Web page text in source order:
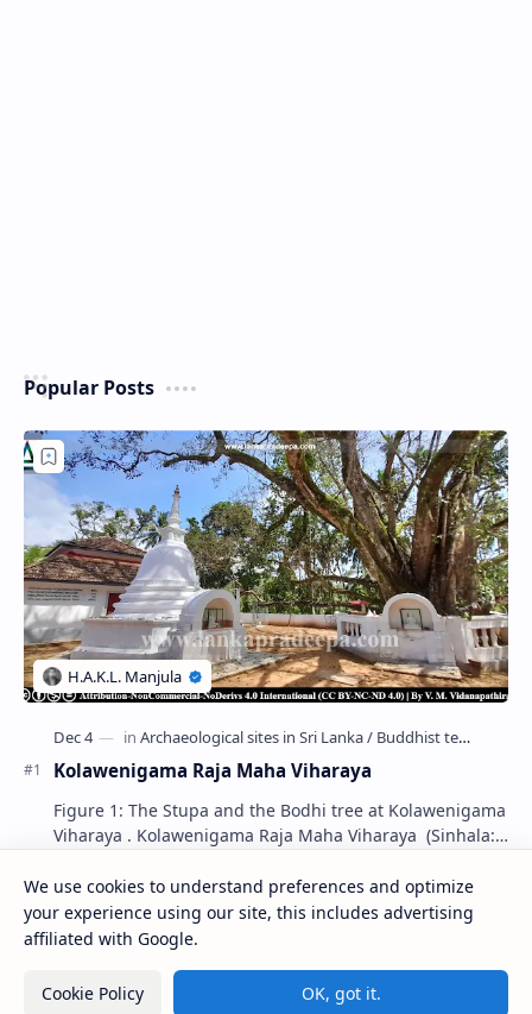
Popular Posts
Kolawenigama Raja Maha Viharaya
Figure 1: The Stupa and the Bodhi tree at Kolawenigama
Viharaya . Kolawenigama Raja Maha Viharaya (Sinhala:
Kiri Vehera (Kataragama)
Kumara Pokuna
We use cookies to understand preferences and optimize
your experience using our site, this includes advertising
affiliated with Google.
Cookie Policy OK, got it.